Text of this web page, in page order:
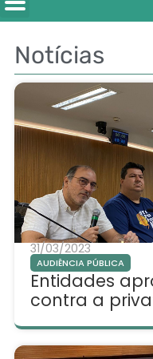
Notícias
31/03/2023
AUDIÊNCIA PÚBLICA
Entidades
contra a